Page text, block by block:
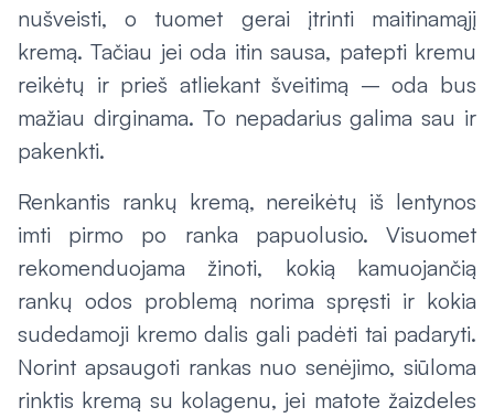
nušveisti, o tuomet gerai įtrinti maitinamąjį
kremą. Tačiau jei oda itin sausa, patepti kremu
reikėtų ir prieš atliekant šveitimą – oda bus
mažiau dirginama. To nepadarius galima sau ir
pakenkti.
Renkantis rankų kremą, nereikėtų iš lentynos
imti pirmo po ranka papuolusio. Visuomet
rekomenduojama žinoti, kokią kamuojančią
rankų odos problemą norima spręsti ir kokia
sudedamoji kremo dalis gali padėti tai padaryti.
Norint apsaugoti rankas nuo senėjimo, siūloma
rinktis kremą su kolagenu, jei matote žaizdeles